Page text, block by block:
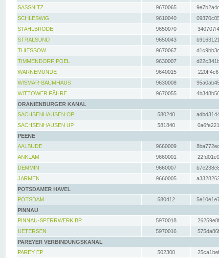
SASSNITZ
9670065
SCHLESWIG
9610040
STAHLBRODE
9650070
STRALSUND
9650043
THIESSOW
9670067
TIMMENDORF POEL
9630007
WARNEMÜNDE
9640015
WISMAR-BAUMHAUS
9630008
WITTOWER FÄHRE
9670055
ORANIENBURGER KANAL
SACHSENHAUSEN OP
580240
SACHSENHAUSEN UP
581840
PEENE
AALBUDE
9660009
ANKLAM
9660001
DEMMIN
9660007
JARMEN
9660005
POTSDAMER HAVEL
POTSDAM
580412
PINNAU
PINNAU-SPERRWERK BP
5970018
UETERSEN
5970016
PAREYER VERBINDUNGSKANAL
PAREY EP
502300